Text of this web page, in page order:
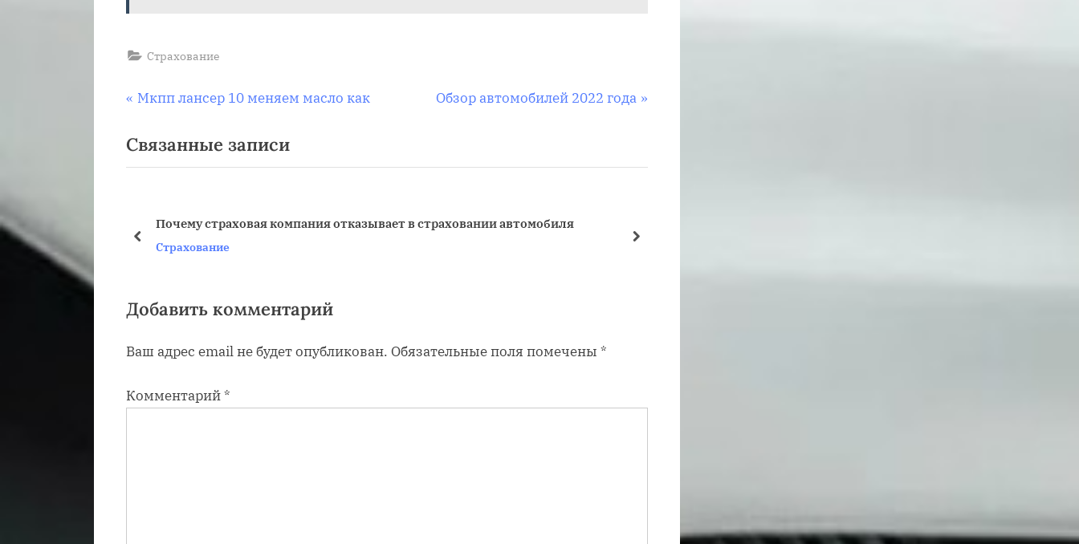
Страхование
Навигация
по
записям
П
е
д
у
я
а
и
Мкпп лансер 10 меняем масло как
С
д
щ
п
Обзор автомобилей 2022 года
Связанные записи
Почему страховая компания отказывает в страховании автомобиля
Страхование
пред далее
Добавить комментарий
Ваш адрес email не будет опубликован. Обязательные поля помечены *
Комментарий*